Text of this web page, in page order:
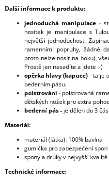
Další informace k produktu:
jednoduchá manipulace -
nosítek je manipulace s
největší jednoduchost.
ramenními popruhy, žádné
proto nelze nosit na boku),
Prostě jen nasadíte a jdete :-)
opěrka hlavy (kapuce) - ta je
bederním pásu.
polstrování - polstrovaná
dětských nožek pro extra
bederní pás - je dělen do 3
Materiál:
materiál (látka): 100% bavlna
gumička pro zabezpečení
spony a druky v nejvyšší kvalitě
Technické informace: